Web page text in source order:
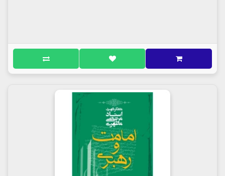
خوش بُوَد گر محک تجربه آید به میان
وفادارترین اصحاب
روحیۀ شجاعانه
دین و دنیا
السلام رها شد
جنگ کربلا با یک تیر شروع شد و با یک تیر خاتمه
شهادت عابس بن ابی شبیب شاکری
عبدالله بن عُمیر و مادر فداکارش
سری که در راه خدا دادیم پس نمی گیریم
نوجوان افتخار آفرین